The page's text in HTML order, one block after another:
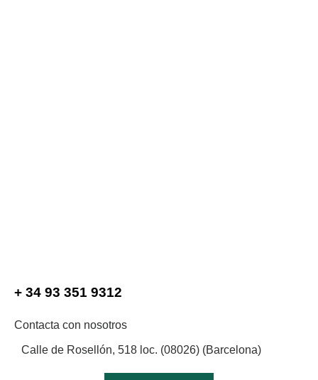
+ 34 93 351 9312
Contacta con nosotros
Calle de Rosellón, 518 loc. (08026) (Barcelona)